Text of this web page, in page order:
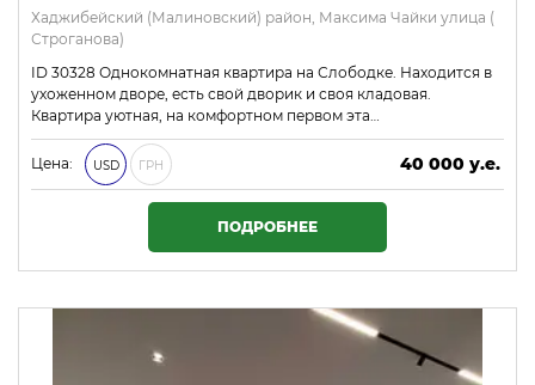
Хаджибейский (Малиновский) район, Максима Чайки улица (
Строганова)
ID 30328 Однокомнатная квартира на Слободке. Находится в
ухоженном дворе, есть свой дворик и своя кладовая.
Квартира уютная, на комфортном первом эта…
Цена: USD ГРН
40 000 у.е.
1 720 000 ₴
ПОДРОБНЕЕ